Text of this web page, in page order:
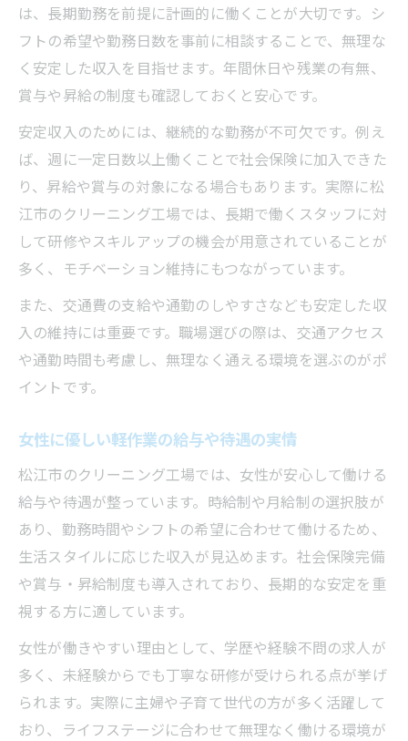
は、長期勤務を前提に計画的に働くことが大切です。シ
フトの希望や勤務日数を事前に相談することで、無理な
く安定した収入を目指せます。年間休日や残業の有無、
賞与や昇給の制度も確認しておくと安心です。
安定収入のためには、継続的な勤務が不可欠です。例え
ば、週に一定日数以上働くことで社会保険に加入できた
り、昇給や賞与の対象になる場合もあります。実際に松
江市のクリーニング工場では、長期で働くスタッフに対
して研修やスキルアップの機会が用意されていることが
多く、モチベーション維持にもつながっています。
また、交通費の支給や通勤のしやすさなども安定した収
入の維持には重要です。職場選びの際は、交通アクセス
や通勤時間も考慮し、無理なく通える環境を選ぶのがポ
イントです。
女性に優しい軽作業の給与や待遇の実情
松江市のクリーニング工場では、女性が安心して働ける
給与や待遇が整っています。時給制や月給制の選択肢が
あり、勤務時間やシフトの希望に合わせて働けるため、
生活スタイルに応じた収入が見込めます。社会保険完備
や賞与・昇給制度も導入されており、長期的な安定を重
視する方に適しています。
女性が働きやすい理由として、学歴や経験不問の求人が
多く、未経験からでも丁寧な研修が受けられる点が挙げ
られます。実際に主婦や子育て世代の方が多く活躍して
おり、ライフステージに合わせて無理なく働ける環境が